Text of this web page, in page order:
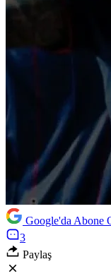
Google'da Abone
3
Paylaş